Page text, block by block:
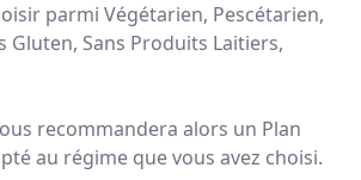
parmi Végétarien, Pescétarien,
Gluten, Sans Produits Laitiers,
recommandera alors un Plan
au régime que vous avez choisi.